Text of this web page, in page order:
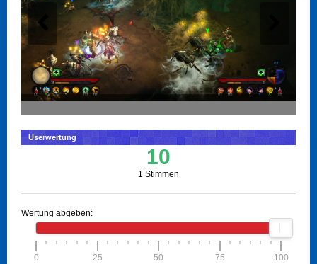
Userwertung
10
1 Stimmen
Wertung abgeben:
0 25 50 75 100